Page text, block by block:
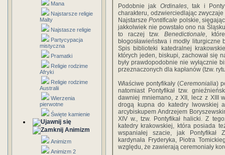
Mana
Najstarsze religie
Malty
Najstasze religie
Partycypacja
mistyczna
Pramatki
Religie rodzime
Afryki
Religie rodzime
Australii
Wierzenia
pierwotne
Święte kamienie
Animizm
Animizm
Animizm 2
Podobnie jak Ordinales, tak i
charakteru, odzwierciedlając
NajstarszePontificale polskie,
jakkolwiek nie powstało ono na
to raczej tzw. Benedictionale,
błogosławieństwa i modły
Spis biblioteki katedralnej
których jeden, biskupi, zachował się
były prawdopodobnie nie wyłącznie
przeznaczonych dla kapłanów (tzw.
Właściwe pontyfikały (Ceremonialia)
natomiast Pontyfikał tzw.
dawniej mniemano, z XII, lecz z XIII
drogą kupna do katedry lwowskiej
arcybiskupem Andrzejem
XIV w., tzw. Pontyfikał halicki. Z
katedry krakowskiej, która posiada
wspaniałej szacie, jak Pontyfikał
kardynała Fryderyka, Piotra
względu, że zawierają ceremoniały